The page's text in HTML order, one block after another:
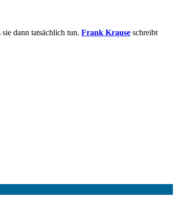
dann tatsächlich tun. Frank Krause schreibt